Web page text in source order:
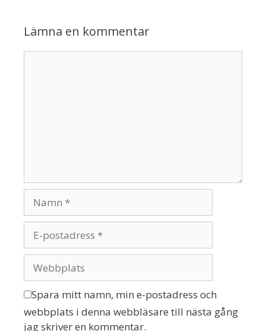
Lämna en kommentar
Spara mitt namn, min e-postadress och
webbplats i denna webbläsare till nästa gång
jag skriver en kommentar.